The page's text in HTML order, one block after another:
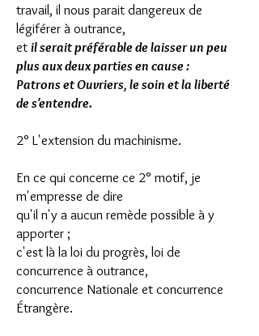
travail, il nous parait dangereux de
légiférer à outrance,
et il serait préférable de laisser un peu
plus aux deux parties en cause :
Patrons et Ouvriers, le soin et la liberté
de s'entendre.
2° L'extension du machinisme.
En ce qui concerne ce 2° motif, je
m'empresse de dire
qu'il n'y a aucun remède possible à y
apporter ;
c'est là la loi du progrès, loi de
concurrence à outrance,
concurrence Nationale et concurrence
Étrangère.